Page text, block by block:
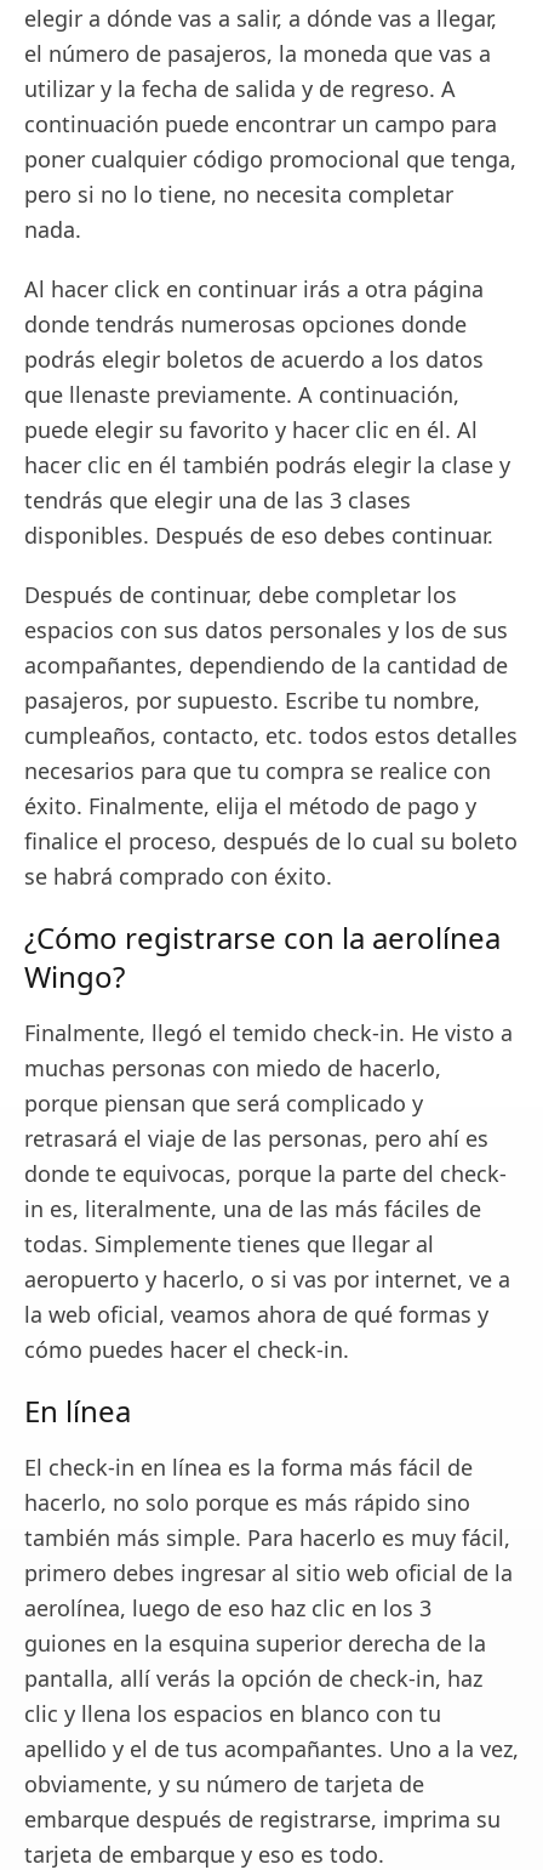
elegir a dónde vas a salir, a dónde vas a llegar,
el número de pasajeros, la moneda que vas a
utilizar y la fecha de salida y de regreso. A
continuación puede encontrar un campo para
poner cualquier código promocional que tenga,
pero si no lo tiene, no necesita completar
nada.
Al hacer click en continuar irás a otra página
donde tendrás numerosas opciones donde
podrás elegir boletos de acuerdo a los datos
que llenaste previamente. A continuación,
puede elegir su favorito y hacer clic en él. Al
hacer clic en él también podrás elegir la clase y
tendrás que elegir una de las 3 clases
disponibles. Después de eso debes continuar.
Después de continuar, debe completar los
espacios con sus datos personales y los de sus
acompañantes, dependiendo de la cantidad de
pasajeros, por supuesto. Escribe tu nombre,
cumpleaños, contacto, etc. todos estos detalles
necesarios para que tu compra se realice con
éxito. Finalmente, elija el método de pago y
finalice el proceso, después de lo cual su boleto
se habrá comprado con éxito.
¿Cómo registrarse con la aerolínea
Wingo?
Finalmente, llegó el temido check-in. He visto a
muchas personas con miedo de hacerlo,
porque piensan que será complicado y
retrasará el viaje de las personas, pero ahí es
donde te equivocas, porque la parte del check-
in es, literalmente, una de las más fáciles de
todas. Simplemente tienes que llegar al
aeropuerto y hacerlo, o si vas por internet, ve a
la web oficial, veamos ahora de qué formas y
cómo puedes hacer el check-in.
En línea
El check-in en línea es la forma más fácil de
hacerlo, no solo porque es más rápido sino
también más simple. Para hacerlo es muy fácil,
primero debes ingresar al sitio web oficial de la
aerolínea, luego de eso haz clic en los 3
guiones en la esquina superior derecha de la
pantalla, allí verás la opción de check-in, haz
clic y llena los espacios en blanco con tu
apellido y el de tus acompañantes. Uno a la vez,
obviamente, y su número de tarjeta de
embarque después de registrarse, imprima su
tarjeta de embarque y eso es todo.